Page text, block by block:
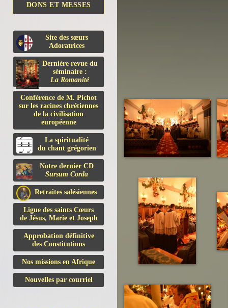
DONS ET MESSES
Site des sœurs
Adoratrices
Dernière revue du
séminaire :
La Romanité
Conférence de M. Pichot
sur les racines chrétiennes
de la civilisation
européenne
La spiritualité
du chant grégorien
Notre dernier CD
Sursum Corda
Retraites salésiennes
Ligue des saints Cœurs
de Jésus, Marie et Joseph
Approbation définitive
des Constitutions
Nos missions en Afrique
Nouvelles par courriel